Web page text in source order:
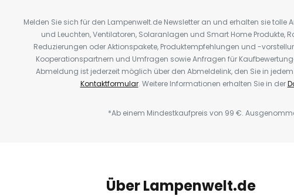
Melden Sie sich für den Lampenwelt.de Newsletter an und erhalten sie tolle
und Leuchten, Ventilatoren, Solaranlagen und Smart Home Produkte,
Reduzierungen oder Aktionspakete, Produktempfehlungen und -
Kooperationspartnern und Umfragen sowie Anfragen für
Abmeldung ist jederzeit möglich über den Abmeldelink, den Sie in
Kontaktformular. Weitere Informationen erhalten Sie in der
*Ab einem Mindestkaufpreis von 99 €.
Über Lampenwelt.de